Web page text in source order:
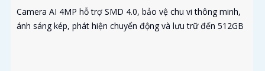
Camera AI 4MP hỗ trợ SMD 4.0, bảo vệ chu vi thông minh,
ánh sáng kép, phát hiện chuyển động và lưu trữ đến 512GB